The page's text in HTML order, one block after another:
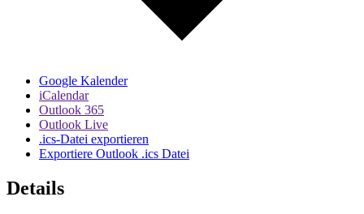
Google Kalender
iCalendar
Outlook 365
Outlook Live
.ics-Datei exportieren
Exportiere Outlook .ics Datei
Details